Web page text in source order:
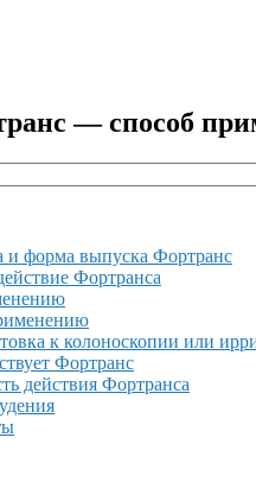
— способ
и форма выпуска Фортранс
Фортранса
к колоноскопии или
Фортранс
действия Фортранса